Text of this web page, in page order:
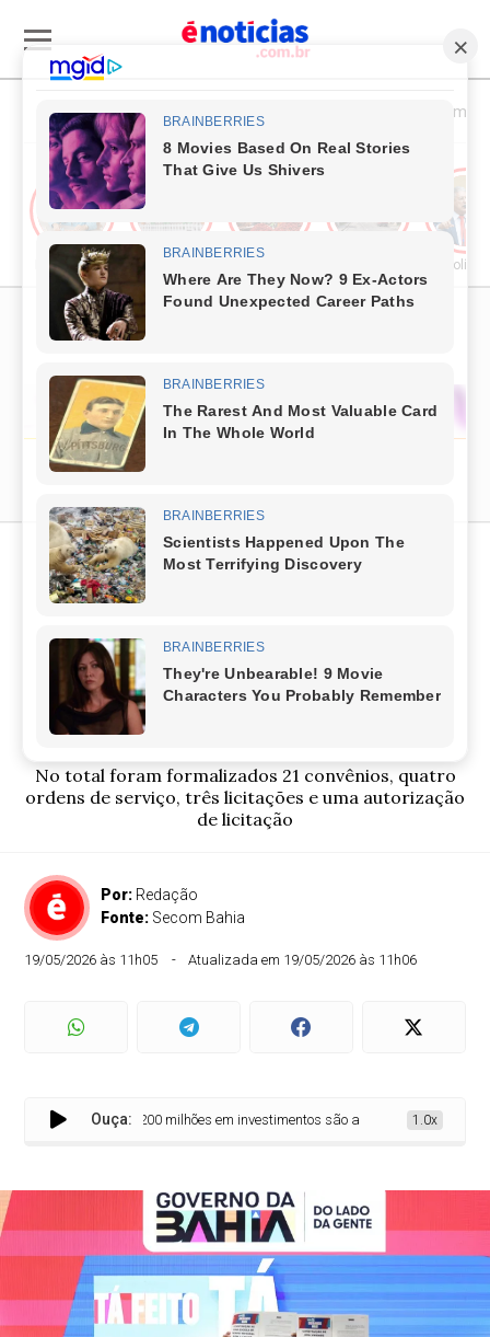
Esporte & Cultura Política & Economia
Publieditorial Política
Mais de R$ 200 milhões em
investimentos são
anunciados para 14
municípios do interior
No total foram formalizados 21 convênios, quatro
ordens de serviço, três licitações e uma autorização
de licitação
Por: Redação
Fonte: Secom Bahia
19/05/2026 às 11h05 Atualizada em 19/05/2026 às 11h06
Ouça:
Mais de R$ 200 milhões em investimentos são anunciados para 14
1.0x